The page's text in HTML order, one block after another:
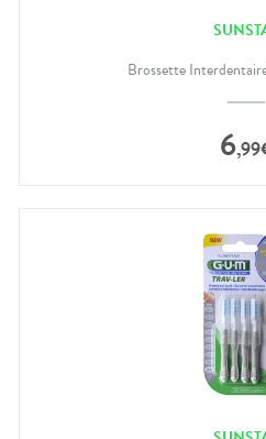
Brossette
6,99